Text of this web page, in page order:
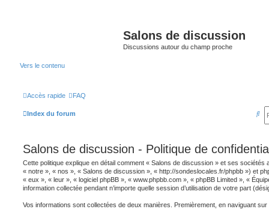
Salons de discussion
Discussions autour du champ proche
Vers le contenu
Accès rapide FAQ
Index du forum
R
e
r
Salons de discussion - Politique de
Cette politique explique en détail comment « Salons de discussion » et ses
« notre », « nos », « Salons de discussion », « http://sondeslocales.fr/phpbb ») et
« eux », « leur », « logiciel phpBB », « www.phpbb.com », « phpBB Limited », «
information collectée pendant n’importe quelle session d’utilisation de votre part
Vos informations sont collectées de deux manières. Premièrement, en naviguant